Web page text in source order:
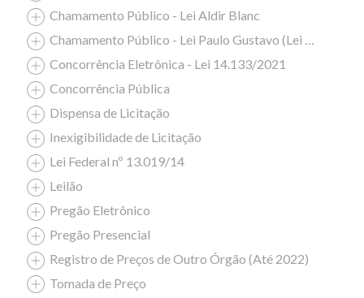
Chamamento Público - Lei Aldir Blanc
Chamamento Público - Lei Paulo Gustavo (Lei Complementar nº 195/2022)
Concorrência Eletrônica - Lei 14.133/2021
Concorrência Pública
Dispensa de Licitação
Inexigibilidade de Licitação
Lei Federal nº 13.019/14
Leilão
Pregão Eletrônico
Pregão Presencial
Registro de Preços de Outro Órgão (Até 2022)
Tomada de Preço